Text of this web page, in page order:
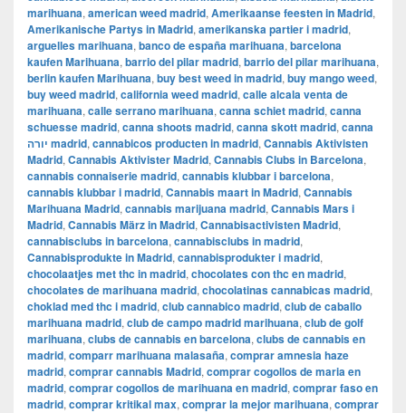
marihuana, american weed madrid, Amerikaanse feesten in Madrid,
Amerikanische Partys in Madrid, amerikanska partier i madrid,
arguelles marihuana, banco de españa marihuana, barcelona
kaufen Marihuana, barrio del pilar madrid, barrio del pilar marihuana,
berlin kaufen Marihuana, buy best weed in madrid, buy mango weed,
buy weed madrid, california weed madrid, calle alcala venta de
marihuana, calle serrano marihuana, canna schiet madrid, canna
schuesse madrid, canna shoots madrid, canna skott madrid, canna
יורה madrid, cannabicos producten in madrid, Cannabis Aktivisten
Madrid, Cannabis Aktivister Madrid, Cannabis Clubs in Barcelona,
cannabis connaiserie madrid, cannabis klubbar i barcelona,
cannabis klubbar i madrid, Cannabis maart in Madrid, Cannabis
Marihuana Madrid, cannabis marijuana madrid, Cannabis Mars i
Madrid, Cannabis März in Madrid, Cannabisactivisten Madrid,
cannabisclubs in barcelona, cannabisclubs in madrid,
Cannabisprodukte in Madrid, cannabisprodukter i madrid,
chocolaatjes met thc in madrid, chocolates con thc en madrid,
chocolates de marihuana madrid, chocolatinas cannabicas madrid,
choklad med thc i madrid, club cannabico madrid, club de caballo
marihuana madrid, club de campo madrid marihuana, club de golf
marihuana, clubs de cannabis en barcelona, clubs de cannabis en
madrid, comparr marihuana malasaña, comprar amnesia haze
madrid, comprar cannabis Madrid, comprar cogollos de maria en
madrid, comprar cogollos de marihuana en madrid, comprar faso en
madrid, comprar kritikal max, comprar la mejor marihuana, comprar